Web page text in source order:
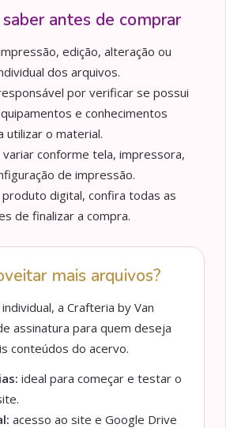
antes de comprar
edição, alteração ou
dos arquivos.
por verificar se possui
e conhecimentos
utilizar o material.
conforme tela, impressora,
de impressão.
digital, confira todas as
de finalizar a compra.
mais arquivos?
a Crafteria by Van
assinatura para quem deseja
conteúdos do acervo.
ideal para começar e testar o
acesso ao site e Google Drive